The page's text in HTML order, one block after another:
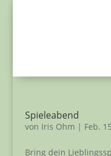
Spieleabend
von Iris Ohm | Feb.
Bring dein